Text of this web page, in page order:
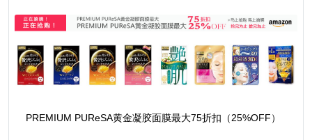
PREMIUM PUReSA黄金凝胶面膜最大75折扣（25%OFF）